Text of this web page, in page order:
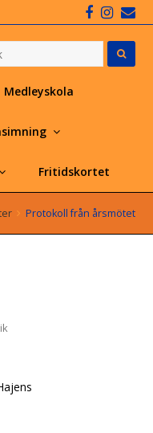
Medleyskola
Fritidskortet
Protokoll från årsmötet